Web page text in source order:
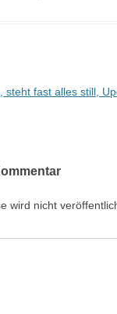
steht fast alles still,
wird nicht